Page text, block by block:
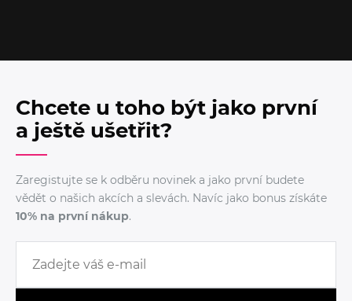
Chcete u toho být jako první
a ještě ušetřit?
Zaregistujte se k odběru novinek a jako první budete
vědět o našich akcích a slevách. Navíc jako bonus získáte
10% na první nákup.